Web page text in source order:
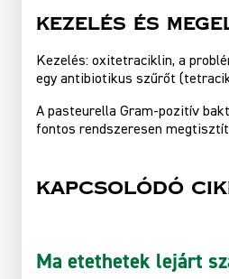
Kezelés És
Kezelés: oxitetraciklin, a
egy antibiotikus szűrőt
A pasteurella Gram-pozitív
fontos rendszeresen
Kapcsolódó
Ma etethetek lejárt